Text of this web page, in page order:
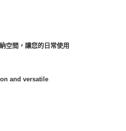
空間，讓您的日常使用
and versatile